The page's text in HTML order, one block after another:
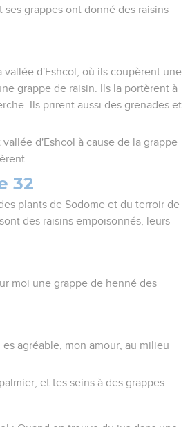
ses grappes ont donné des raisins
vallée d'Eshcol, où ils coupèrent une
grappe de raisin. Ils la portèrent à
Ils prirent aussi des grenades et
d'Eshcol à cause de la grappe
32
plants de Sodome et du terroir de
des raisins empoisonnés, leurs
moi une grappe de henné des
agréable, mon amour, au milieu
et tes seins à des grappes.